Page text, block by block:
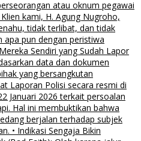
atau oknum pegawai
kami, H. Agung Nugroho,
tidak terlibat, dan tidak
apa pun dengan peristiwa
Sendiri yang Sudah Lapor
data dan dokumen
yang bersangkutan
Laporan Polisi secara resmi di
Januari 2026 terkait persoalan
Hal ini membuktikan bahwa
berjalan terhadap subjek
• Indikasi Sengaja Bikin